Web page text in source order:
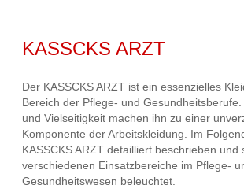
KASSCKS ARZT
Der KASSCKS ARZT ist ein essenzielles
Bereich der Pflege- und
und Vielseitigkeit machen ihn zu einer
Komponente der Arbeitskleidung. Im
KASSCKS ARZT detailliert beschrieben und
verschiedenen Einsatzbereiche im Pflege-
Gesundheitswesen beleuchtet.